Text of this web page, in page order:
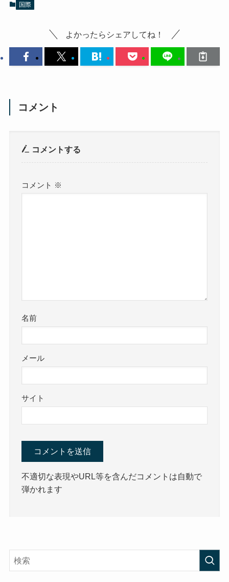
国際
よかったらシェアしてね！
コメント
コメントする
コメント ※
名前
メール
サイト
不適切な表現やURL等を含んだコメントは自動で
弾かれます